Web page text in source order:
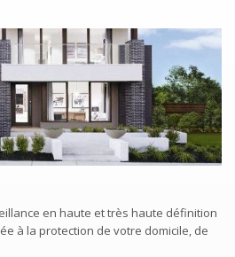
en haute et très haute définition
à la protection de votre domicile, de